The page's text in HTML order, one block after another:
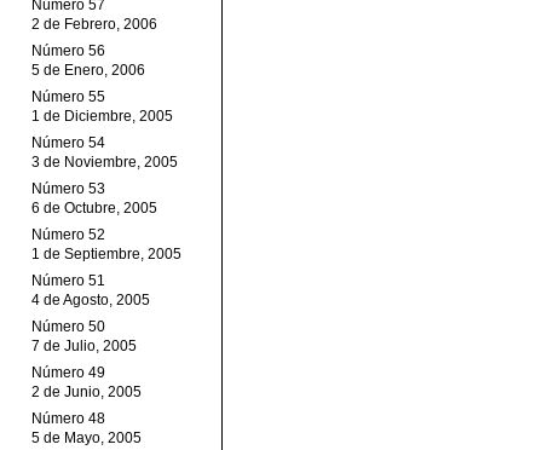
Número 57
2 de Febrero, 2006
Número 56
5 de Enero, 2006
Número 55
1 de Diciembre, 2005
Número 54
3 de Noviembre, 2005
Número 53
6 de Octubre, 2005
Número 52
1 de Septiembre, 2005
Número 51
4 de Agosto, 2005
Número 50
7 de Julio, 2005
Número 49
2 de Junio, 2005
Número 48
5 de Mayo, 2005